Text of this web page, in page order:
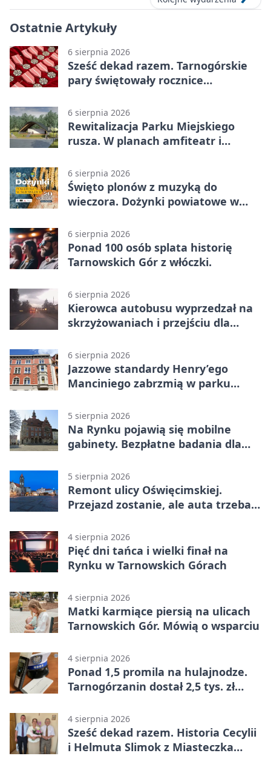
Ostatnie Artykuły
6 sierpnia 2026
Sześć dekad razem. Tarnogórskie
pary świętowały rocznice
6 sierpnia 2026
Rewitalizacja Parku Miejskiego
rusza. W planach amfiteatr i
6 sierpnia 2026
Święto plonów z muzyką do
wieczora. Dożynki powiatowe w
6 sierpnia 2026
Ponad 100 osób splata historię
Tarnowskich Gór z włóczki.
6 sierpnia 2026
Kierowca autobusu wyprzedzał na
skrzyżowaniach i przejściu dla
6 sierpnia 2026
Jazzowe standardy Henry’ego
Manciniego zabrzmią w parku
5 sierpnia 2026
Na Rynku pojawią się mobilne
gabinety. Bezpłatne badania dla
5 sierpnia 2026
Remont ulicy Oświęcimskiej.
Przejazd zostanie, ale auta trzeba
4 sierpnia 2026
Pięć dni tańca i wielki finał na
Rynku w Tarnowskich Górach
4 sierpnia 2026
Matki karmiące piersią na ulicach
Tarnowskich Gór. Mówią o wsparciu
4 sierpnia 2026
Ponad 1,5 promila na hulajnodze.
Tarnogórzanin dostał 2,5 tys. zł
4 sierpnia 2026
Sześć dekad razem. Historia Cecylii
i Helmuta Slimok z Miasteczka